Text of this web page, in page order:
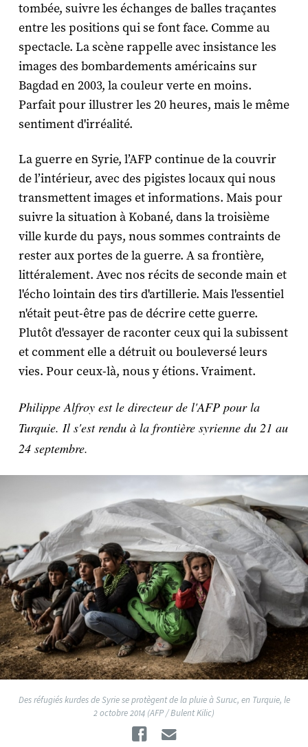
tombée, suivre les échanges de balles traçantes
entre les positions qui se font face. Comme au
spectacle. La scène rappelle avec insistance les
images des bombardements américains sur
Bagdad en 2003, la couleur verte en moins.
Parfait pour illustrer les 20 heures, mais le même
sentiment d'irréalité.
La guerre en Syrie, l’AFP continue de la couvrir
de l’intérieur, avec des pigistes locaux qui nous
transmettent images et informations. Mais pour
suivre la situation à Kobané, dans la troisième
ville kurde du pays, nous sommes contraints de
rester aux portes de la guerre. A sa frontière,
littéralement. Avec nos récits de seconde main et
l'écho lointain des tirs d'artillerie. Mais l'essentiel
n'était peut-être pas de décrire cette guerre.
Plutôt d'essayer de raconter ceux qui la subissent
et comment elle a détruit ou bouleversé leurs
vies. Pour ceux-là, nous y étions. Vraiment.
Philippe Alfroy est le directeur de l'AFP pour la
Turquie. Il s'est rendu à la frontière syrienne du 21 au
24 septembre.
Des réfugiés kurdes de Syrie se protègent de la pluie à Suruc, en Turquie, le
2 octobre 2014 (AFP / Bulent Kilic)
Facebook